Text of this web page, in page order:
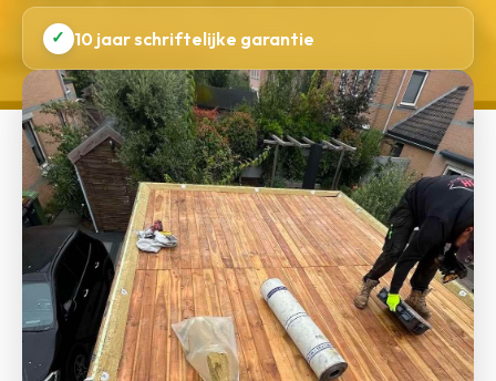
✓ 10 jaar schriftelijke garantie